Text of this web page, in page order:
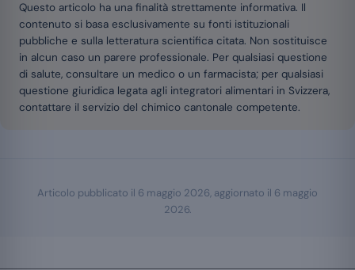
Questo articolo ha una finalità strettamente informativa. Il
contenuto si basa esclusivamente su fonti istituzionali
pubbliche e sulla letteratura scientifica citata. Non sostituisce
in alcun caso un parere professionale. Per qualsiasi questione
di salute, consultare un medico o un farmacista; per qualsiasi
questione giuridica legata agli integratori alimentari in Svizzera,
contattare il servizio del chimico cantonale competente.
Articolo pubblicato il 6 maggio 2026, aggiornato il 6 maggio
2026.